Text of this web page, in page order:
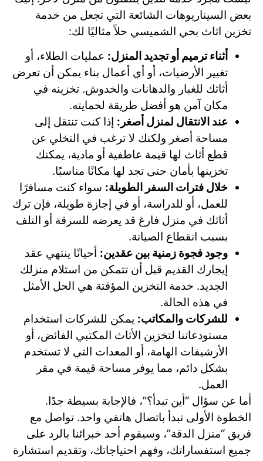
بعض السيناريوهات الشائعة التي تجعل من خدمة
تخزين اثاث بحي الشميسي حلاً مثاليًا لك:
أثناء ترميم أو تجديد المنزل: عمليات الطلاء، أو
تغيير الأرضيات، أو أي أعمال بناء يمكن أن تعرض
أثاثك للغبار والدهانات والخدوش. تخزينه في
مكان آمن هو أفضل طريقة لحمايته.
عند الانتقال لمنزل أصغر: إذا كنت تنتقل إلى
مساحة أصغر ولكنك لا ترغب في التخلي عن
قطع أثاث لها قيمة عاطفية أو مادية، يمكنك
تخزينها بأمان حتى تجد لها مكانًا مناسبًا.
خلال فترات السفر الطويلة: سواء كنت مسافرًا
للعمل، أو للدراسة، أو في إجازة طويلة، فإن ترك
أثاثك في منزل فارغ قد يعرضه للسرقة أو التلف
بسبب انقطاع الصيانة.
وجود فجوة زمنية بين عقدين: أحيانًا ينتهي عقد
إيجارك القديم قبل أن تتمكن من استلام منزلك
الجديد. خدمة التخزين المؤقتة هي الحل الأمثل
في هذه الحالة.
للشركات والمكاتب: يمكن للشركات استخدام
مستودعاتنا لتخزين الأثاث المكتبي الفائض، أو
الأرشيفات الهامة، أو المعدات التي لا تستخدم
بشكل دائم، مما يوفر مساحة قيمة في مقر
العمل.
أما عن سؤال “أين تبدأ؟”، فالإجابة بسيطة جدًا.
الخطوة الأولى تبدأ باتصال هاتفي واحد. تواصل مع
فريق “منزل الدقة”، وسيقوم أحد خبرائنا بالرد على
جميع استفساراتك، وفهم احتياجاتك، وتقديم استشارة